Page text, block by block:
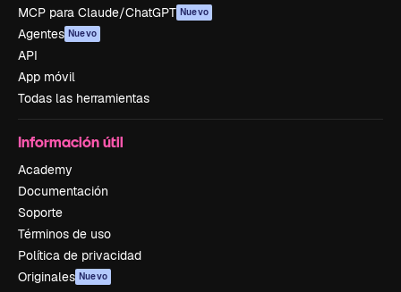
MCP para Claude/ChatGPT Nuevo
Agentes Nuevo
API
App móvil
Todas las herramientas
Información útil
Academy
Documentación
Soporte
Términos de uso
Política de privacidad
Originales Nuevo